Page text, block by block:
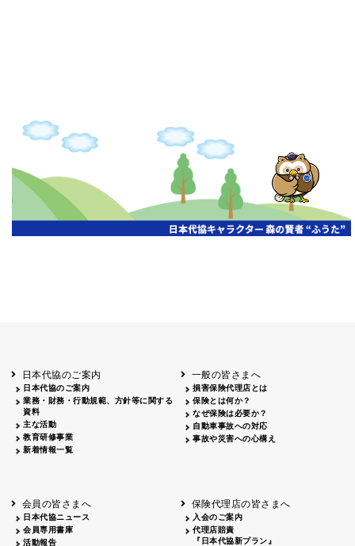
日本代協のご案内
日本代協のご案内
業務・財務・行動規範、方針等に関する
資料
主な活動
教育研修事業
新着情報一覧
一般の皆さまへ
損害保険代理店とは
保険とは何か？
なぜ保険は必要か？
自動車事故への対応
事故や災害への心構え
会員の皆さまへ
日本代協ニュース
会員専用書庫
活動報告
保険代理店の皆さまへ
入会のご案内
代理店賠責
『日本代協新プラン』